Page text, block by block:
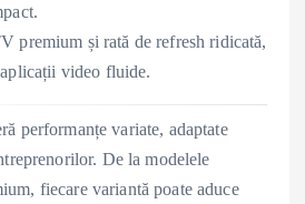
premium și rată de refresh ridicată,
video fluide.
performanțe variate, adaptate
De la modelele
fiecare variantă poate aduce